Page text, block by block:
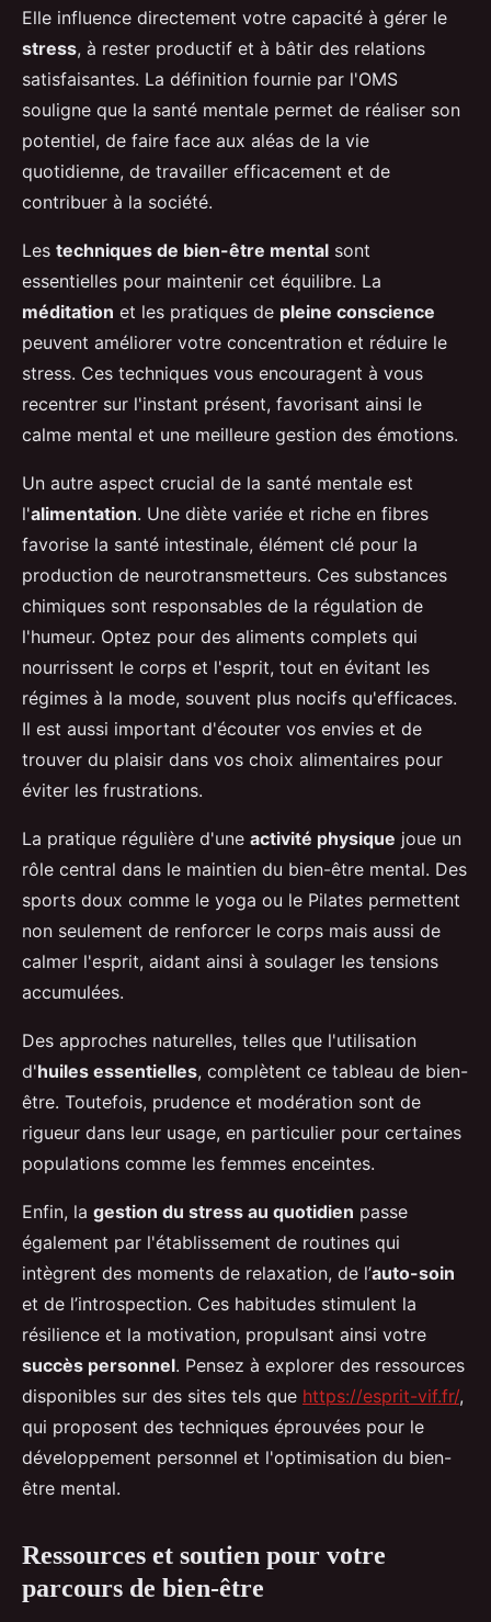
Elle influence directement votre capacité à gérer le
stress, à rester productif et à bâtir des relations
satisfaisantes. La définition fournie par l'OMS
souligne que la santé mentale permet de réaliser son
potentiel, de faire face aux aléas de la vie
quotidienne, de travailler efficacement et de
contribuer à la société.
Les techniques de bien-être mental sont
essentielles pour maintenir cet équilibre. La
méditation et les pratiques de pleine conscience
peuvent améliorer votre concentration et réduire le
stress. Ces techniques vous encouragent à vous
recentrer sur l'instant présent, favorisant ainsi le
calme mental et une meilleure gestion des émotions.
Un autre aspect crucial de la santé mentale est
l'alimentation. Une diète variée et riche en fibres
favorise la santé intestinale, élément clé pour la
production de neurotransmetteurs. Ces substances
chimiques sont responsables de la régulation de
l'humeur. Optez pour des aliments complets qui
nourrissent le corps et l'esprit, tout en évitant les
régimes à la mode, souvent plus nocifs qu'efficaces.
Il est aussi important d'écouter vos envies et de
trouver du plaisir dans vos choix alimentaires pour
éviter les frustrations.
La pratique régulière d'une activité physique joue un
rôle central dans le maintien du bien-être mental. Des
sports doux comme le yoga ou le Pilates permettent
non seulement de renforcer le corps mais aussi de
calmer l'esprit, aidant ainsi à soulager les tensions
accumulées.
Des approches naturelles, telles que l'utilisation
d'huiles essentielles, complètent ce tableau de bien-
être. Toutefois, prudence et modération sont de
rigueur dans leur usage, en particulier pour certaines
populations comme les femmes enceintes.
Enfin, la gestion du stress au quotidien passe
également par l'établissement de routines qui
intègrent des moments de relaxation, de l’auto-soin
et de l’introspection. Ces habitudes stimulent la
résilience et la motivation, propulsant ainsi votre
succès personnel. Pensez à explorer des ressources
disponibles sur des sites tels que https://esprit-vif.fr/,
qui proposent des techniques éprouvées pour le
développement personnel et l'optimisation du bien-
être mental.
Ressources et soutien pour votre
parcours de bien-être